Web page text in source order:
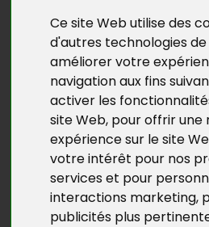
Ce site Web utilise des
d'autres technologies de
améliorer votre
navigation aux fins
activer les
site Web, pour offrir une
expérience sur le site
votre intérêt pour nos
services et pour
interactions marketing,
publicités plus
Condamné